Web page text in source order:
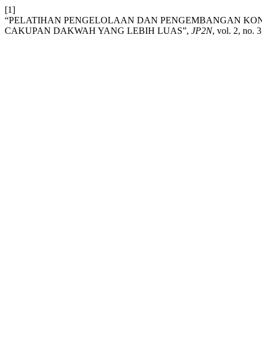
[1]
“PELATIHAN PENGELOLAAN DAN PENGEMBANGAN
CAKUPAN DAKWAH YANG LEBIH LUAS”, JP2N, vol. 2, no.